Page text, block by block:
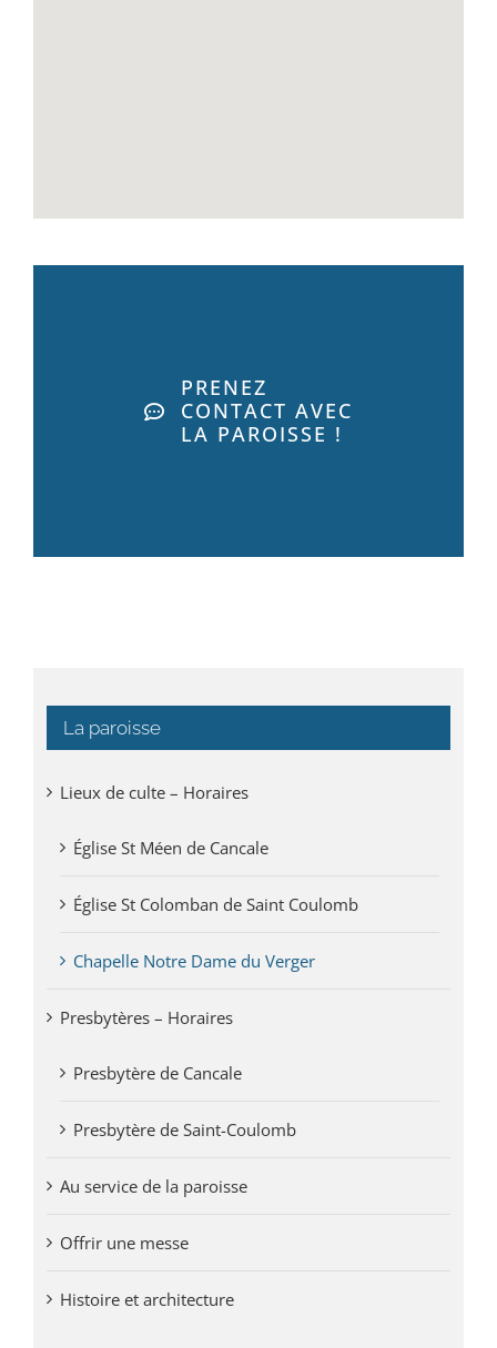
PRENEZ
CONTACT AVEC
LA PAROISSE !
La paroisse
Lieux de culte – Horaires
Église St Méen de Cancale
Église St Colomban de Saint Coulomb
Chapelle Notre Dame du Verger
Presbytères – Horaires
Presbytère de Cancale
Presbytère de Saint-Coulomb
Au service de la paroisse
Offrir une messe
Histoire et architecture